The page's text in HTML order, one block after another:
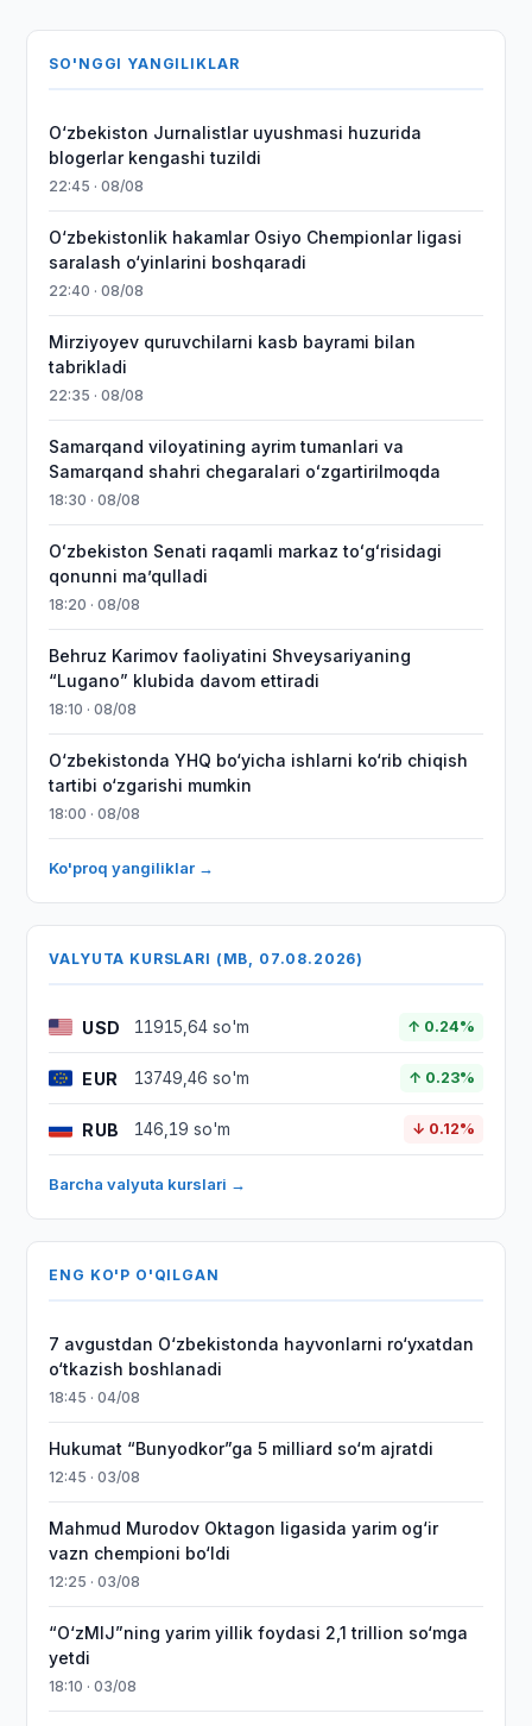
SO'NGGI YANGILIKLAR
O‘zbekiston Jurnalistlar uyushmasi huzurida
blogerlar kengashi tuzildi
22:45 · 08/08
O‘zbekistonlik hakamlar Osiyo Chempionlar ligasi
saralash o‘yinlarini boshqaradi
22:40 · 08/08
Mirziyoyev quruvchilarni kasb bayrami bilan
tabrikladi
22:35 · 08/08
Samarqand viloyatining ayrim tumanlari va
Samarqand shahri chegaralari oʻzgartirilmoqda
18:30 · 08/08
Oʻzbekiston Senati raqamli markaz toʻgʻrisidagi
qonunni maʼqulladi
18:20 · 08/08
Behruz Karimov faoliyatini Shveysariyaning
“Lugano” klubida davom ettiradi
18:10 · 08/08
O‘zbekistonda YHQ bo‘yicha ishlarni ko‘rib chiqish
tartibi o‘zgarishi mumkin
18:00 · 08/08
Ko'proq yangiliklar →
VALYUTA KURSLARI (MB, 07.08.2026)
USD 11915,64 so'm ↑ 0.24%
EUR 13749,46 so'm ↑ 0.23%
RUB 146,19 so'm ↓ 0.12%
Barcha valyuta kurslari →
ENG KO'P O'QILGAN
7 avgustdan O‘zbekistonda hayvonlarni ro‘yxatdan
o‘tkazish boshlanadi
18:45 · 04/08
Hukumat “Bunyodkor”ga 5 milliard so‘m ajratdi
12:45 · 03/08
Mahmud Murodov Oktagon ligasida yarim og‘ir
vazn chempioni bo‘ldi
12:25 · 03/08
“O‘zMIJ”ning yarim yillik foydasi 2,1 trillion so‘mga
yetdi
18:10 · 03/08